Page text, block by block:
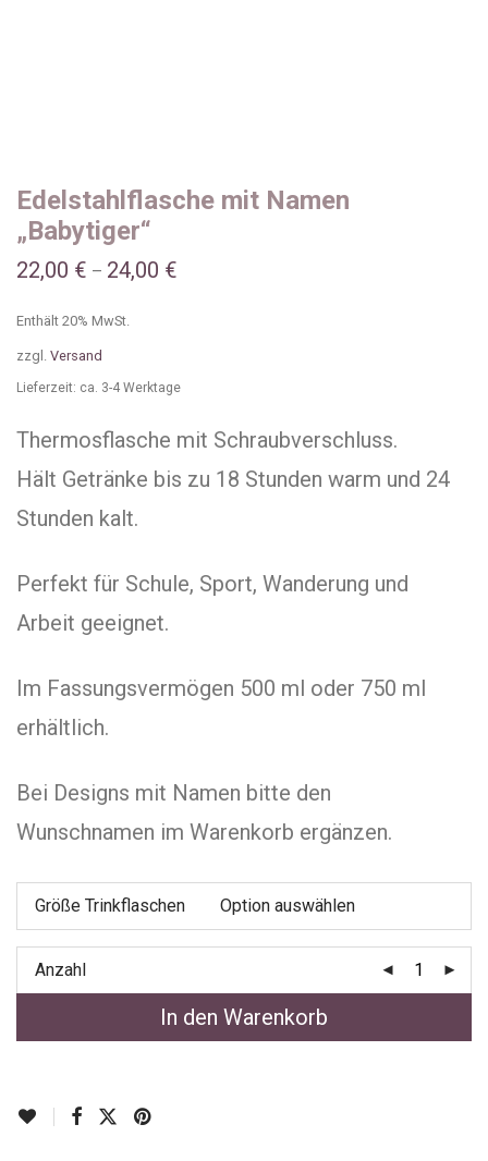
Edelstahlflasche mit Namen
„Babytiger“
22,00 € – 24,00 €
Enthält 20% MwSt.
zzgl. Versand
Lieferzeit: ca. 3-4 Werktage
Thermosflasche mit Schraubverschluss.
Hält Getränke bis zu 18 Stunden warm und 24
Stunden kalt.
Perfekt für Schule, Sport, Wanderung und
Arbeit geeignet.
Im Fassungsvermögen 500 ml oder 750 ml
erhältlich.
Bei Designs mit Namen bitte den
Wunschnamen im Warenkorb ergänzen.
Größe Trinkflaschen
Anzahl
In den Warenkorb